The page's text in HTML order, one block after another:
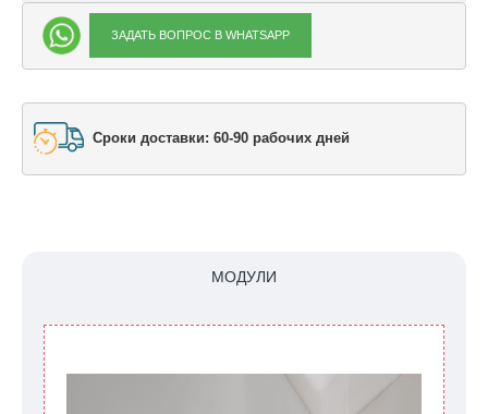
ЗАДАТЬ ВОПРОС В WHATSAPP
Сроки доставки: 60-90 рабочих дней
МОДУЛИ